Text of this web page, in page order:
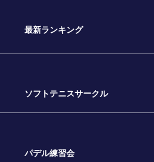
最新ランキング
ソフトテニスサークル
パデル練習会